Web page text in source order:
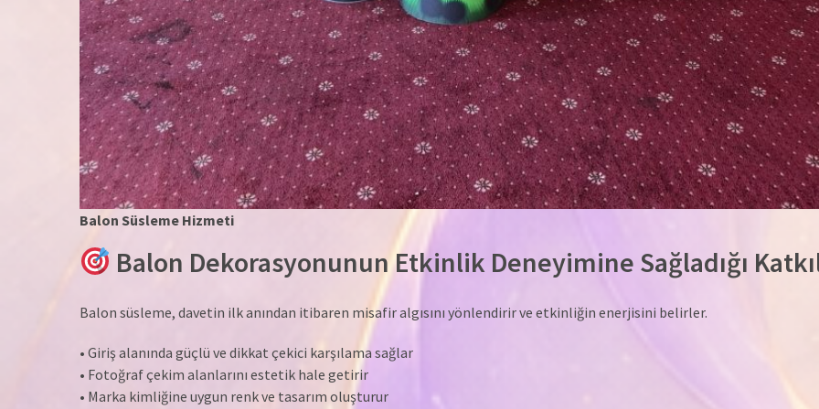
Balon Süsleme Hizmeti
Balon Dekorasyonunun Etkinlik Deneyimine Sağladığı
Balon süsleme, davetin ilk anından itibaren misafir algısını yönlendirir ve etkinliğin enerjisini belirler.
• Giriş alanında güçlü ve dikkat çekici karşılama sağlar
• Fotoğraf çekim alanlarını estetik hale getirir
• Marka kimliğine uygun renk ve tasarım oluşturur